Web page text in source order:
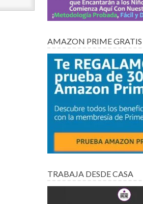
AMAZON PRIME GRATIS
TRABAJA DESDE CASA